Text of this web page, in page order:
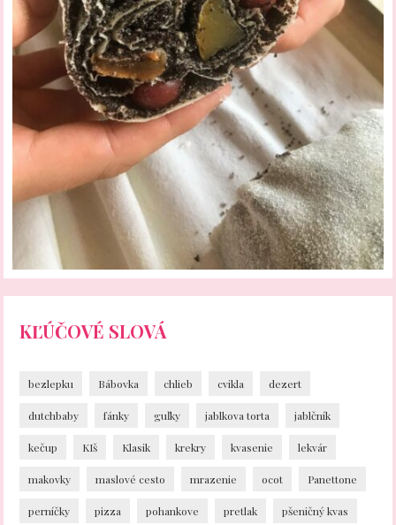
KĽÚČOVÉ SLOVÁ
bezlepku Bábovka chlieb cvikla dezert
dutchbaby fánky guľky jablkova torta jablčník
kečup KIš Klasik krekry kvasenie lekvár
makovky maslové cesto mrazenie ocot Panettone
perníčky pizza pohankove pretlak pšeničný kvas